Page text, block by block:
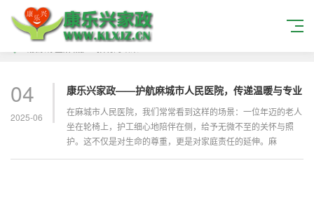
04
2025-06
康乐兴家政——护航麻城市人民医院，传递温暖与专业
在麻城市人民医院，我们常常看到这样的场景：一位年迈的老人
坐在轮椅上，护工细心地陪伴在侧，给予无微不至的关怀与照
护。这不仅是对生命的尊重，更是对家庭责任的延伸。麻